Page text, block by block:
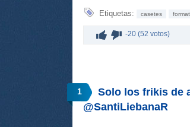
Etiquetas: casetes
-20 (52 votos)
1
Solo los frikis de
@SantiLiebanaR